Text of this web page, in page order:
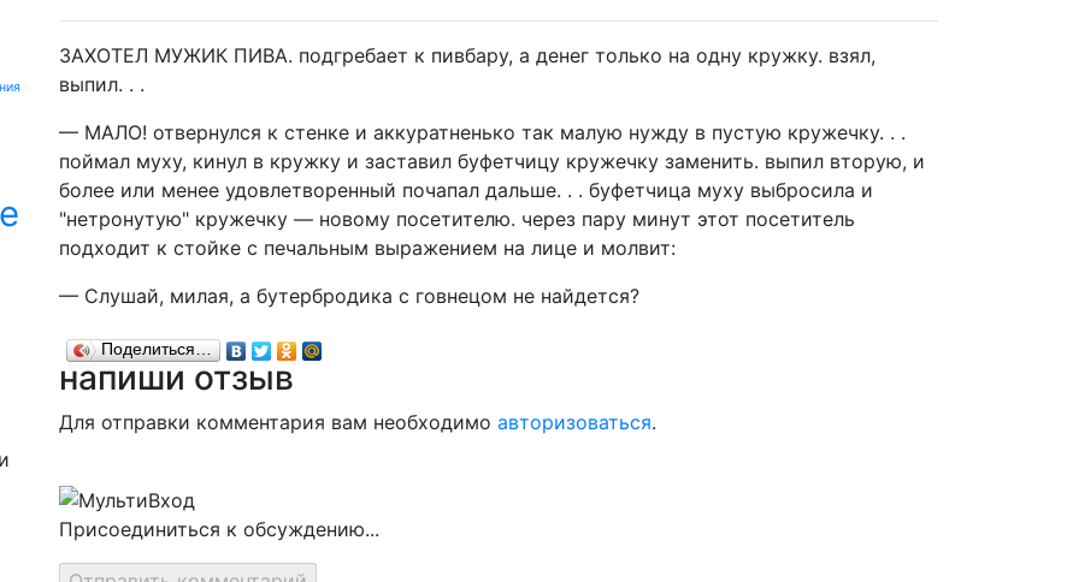
ЗАХОТЕЛ МУЖИК ПИВА. подгребает к пивбару, а денег только на одну кружку. взял,
выпил. . .
— МАЛО! отвернулся к стенке и аккуратненько так малую нужду в пустую кружечку. . .
поймал муху, кинул в кружку и заставил буфетчицу кружечку заменить. выпил вторую, и
более или менее удовлетворенный почапал дальше. . . буфетчица муху выбросила и
"нетронутую" кружечку — новому посетителю. через пару минут этот посетитель
подходит к стойке с печальным выражением на лице и молвит:
— Слушай, милая, а бутербродика с говнецом не найдется?
Поделиться…
напиши отзыв
Для отправки комментария вам необходимо авторизоваться.
Присоединиться к обсуждению...